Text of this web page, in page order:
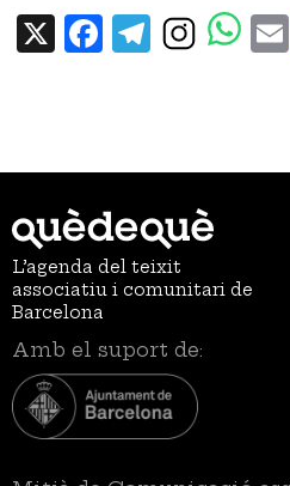
X Facebook
L’agenda del teixit
associatiu i comunitari de
Barcelona
Amb el suport de: